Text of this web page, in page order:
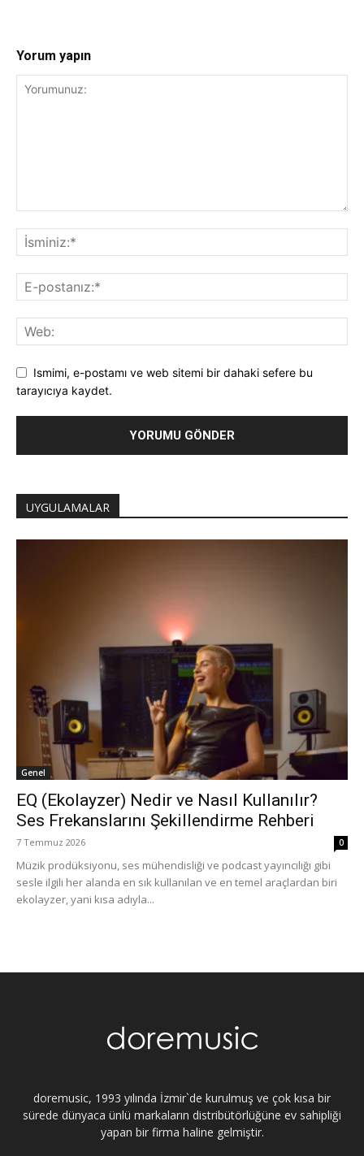
Yorum yapın
Ismimi, e-postamı ve web sitemi bir dahaki sefere bu
tarayıcıya kaydet.
UYGULAMALAR
Genel
EQ (Ekolayzer) Nedir ve Nasıl Kullanılır?
Ses Frekanslarını Şekillendirme Rehberi
7 Temmuz 2026 0
Müzik prodüksiyonu, ses mühendisliği ve podcast yayıncılığı gibi
sesle ilgili her alanda en sık kullanılan ve en temel araçlardan biri
ekolayzer, yani kısa adıyla...
doremusic, 1993 yılında İzmir`de kurulmuş ve çok kısa bir
sürede dünyaca ünlü markaların distribütörlüğüne ev sahipliği
yapan bir firma haline gelmiştir.